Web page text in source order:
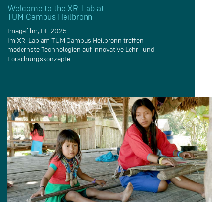
Welcome to the XR-Lab at
TUM Campus Heilbronn
Imagefilm, DE 2025
Im XR-Lab am TUM Campus Heilbronn treffen
modernste Technologien auf innovative Lehr- und
Forschungskonzepte.